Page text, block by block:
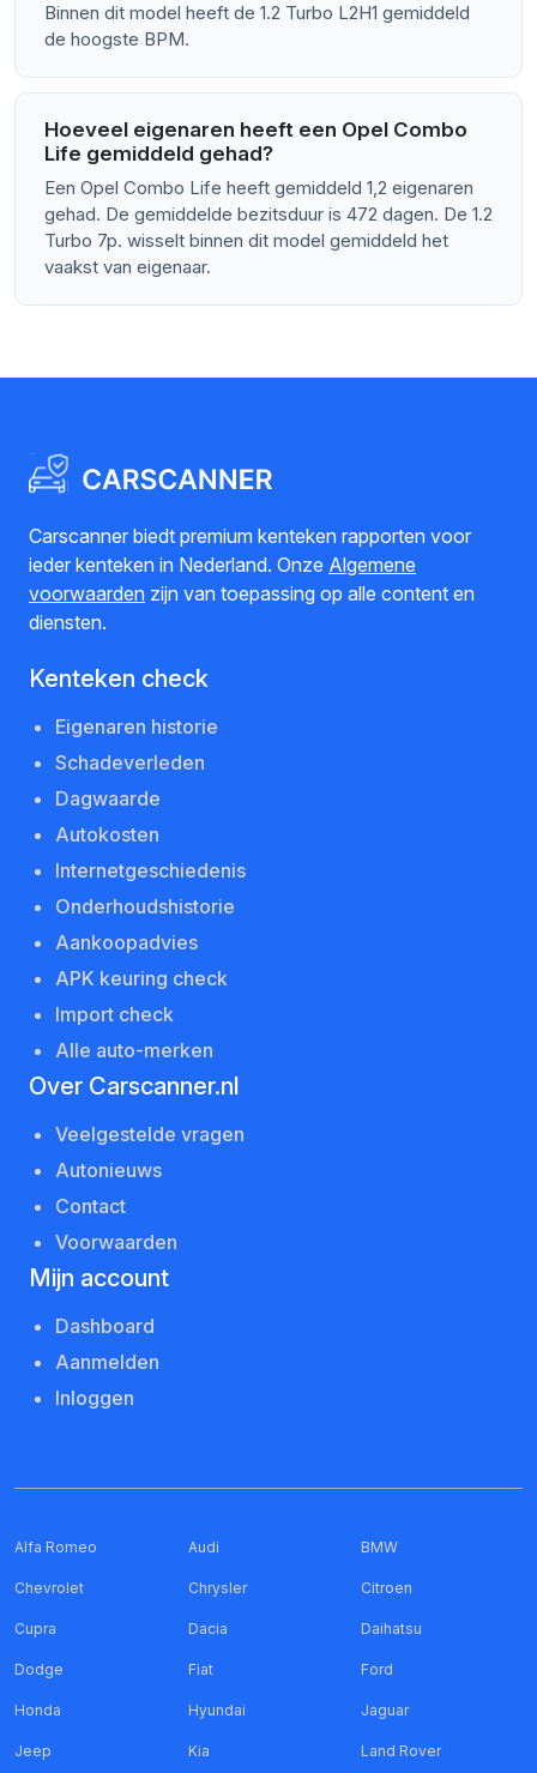
Binnen dit model heeft de 1.2 Turbo L2H1 gemiddeld
de hoogste BPM.
Hoeveel eigenaren heeft een Opel Combo
Life gemiddeld gehad?
Een Opel Combo Life heeft gemiddeld 1,2 eigenaren
gehad. De gemiddelde bezitsduur is 472 dagen. De 1.2
Turbo 7p. wisselt binnen dit model gemiddeld het
vaakst van eigenaar.
Carscanner biedt premium kenteken rapporten voor
ieder kenteken in Nederland. Onze Algemene
voorwaarden zijn van toepassing op alle content en
diensten.
Kenteken check
Eigenaren historie
Schadeverleden
Dagwaarde
Autokosten
Internetgeschiedenis
Onderhoudshistorie
Aankoopadvies
APK keuring check
Import check
Alle auto-merken
Over Carscanner.nl
Veelgestelde vragen
Autonieuws
Contact
Voorwaarden
Mijn account
Dashboard
Aanmelden
Inloggen
Alfa Romeo Audi BMW
Chevrolet Chrysler Citroen
Cupra Dacia Daihatsu
Dodge Fiat Ford
Honda Hyundai Jaguar
Jeep Kia Land Rover